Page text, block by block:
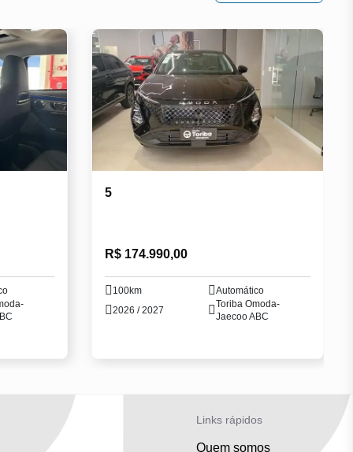
5
R$ 174.990,00
100km
Automático
2026 / 2027
Toriba Omoda-
Jaecoo ABC
Links rápidos
Quem somos